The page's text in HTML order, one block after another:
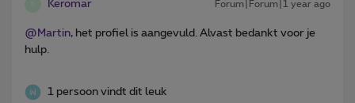
Keromar Forum|Forum|1 year ago
@Martin, het profiel is aangevuld. Alvast bedankt voor je
hulp.
1 persoon vindt dit leuk